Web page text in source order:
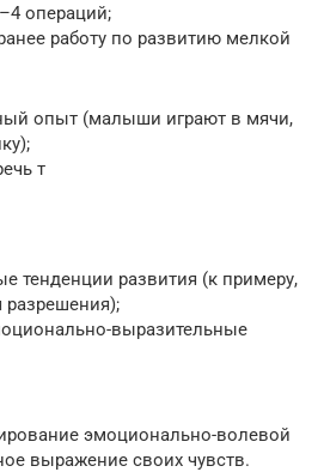
операций;
работу по развитию мелкой
опыт (малыши играют в мячи,
т
тенденции развития (к примеру,
разрешения);
выразительные
эмоционально-волевой
выражение своих чувств.